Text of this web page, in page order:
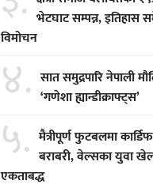
भेटघाट सम्पन्न, इतिहास
विमोचन
४. सात समुद्रपारि नेपाली
‘गणेशा ह्यान्डीक्राफ्ट्स’
५. मैत्रीपूर्ण फुटबलमा
बराबरी, वेल्सका युवा
एकताबद्ध